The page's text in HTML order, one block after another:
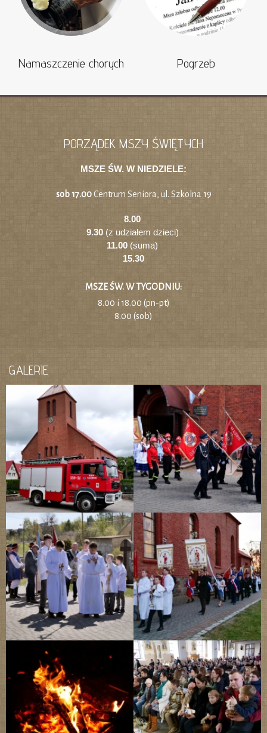
Namaszczenie chorych Pogrzeb
PORZĄDEK MSZY ŚWIĘTYCH
MSZE ŚW. W NIEDZIELE:
sob 17.00Centrum Seniora, ul. Szkolna 19
8.00
9.30(z udziałem dzieci)
11.00 (suma)
15.30
MSZE ŚW. W TYGODNIU:
8.00 i 18.00 (pn-pt)
8.00 (sob)
GALERIE